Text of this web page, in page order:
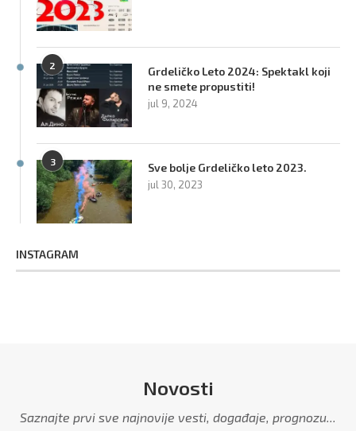
2
Grdeličko Leto 2024: Spektakl koji
ne smete propustiti!
jul 9, 2024
3 Sve bolje Grdeličko leto 2023.
jul 30, 2023
INSTAGRAM
Novosti
Saznajte prvi sve najnovije vesti, događaje, prognozu...